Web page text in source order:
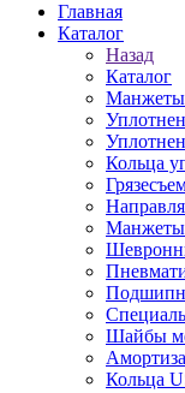
Главная
Каталог
Назад
Каталог
Манжеты
Кольца
Манжеты
Шайбы
Кольца